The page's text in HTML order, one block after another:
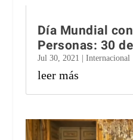
Día Mundial
Personas: 30
Jul 30, 2021 Internacional
leer más